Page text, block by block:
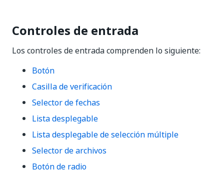
Controles de entrada
Los controles de entrada comprenden lo siguiente:
Botón
Casilla de verificación
Selector de fechas
Lista desplegable
Lista desplegable de selección múltiple
Selector de archivos
Botón de radio